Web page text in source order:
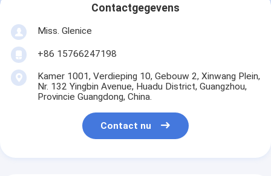
Contactgegevens
Miss. Glenice
+86 15766247198
Kamer 1001, Verdieping 10, Gebouw 2, Xinwang Plein,
Nr. 132 Yingbin Avenue, Huadu District, Guangzhou,
Provincie Guangdong, China.
Contact nu